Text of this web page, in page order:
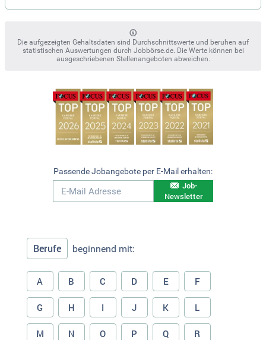
Die aufgezeigten Gehaltsdaten sind Durchschnittswerte und beruhen auf
statistischen Auswertungen durch Jobbörse.de. Die Werte können bei
ausgeschriebenen Stellenangeboten abweichen.
Passende Jobangebote per E-Mail erhalten:
Job-
Newsletter
Berufe beginnend mit:
A B C D E F
G H I J K L
M N O P Q R